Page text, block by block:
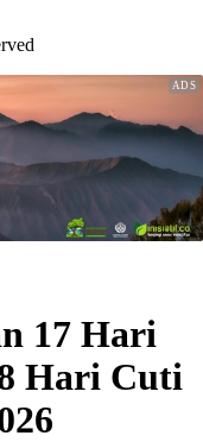
17 Hari
Hari Cuti